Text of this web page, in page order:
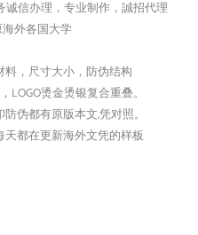
诚信办理，专业制作，誠招代理
外各国大学
，尺寸大小，防伪结构
烫金烫银复合重叠。
伪都有原版本文,凭对照。
都在更新海外文凭的样板